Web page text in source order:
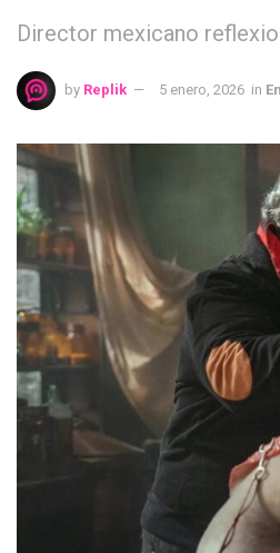
Director mexicano
by Replik 5 enero, 2026 in